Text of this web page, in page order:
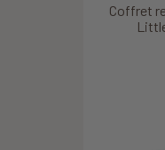
Coffret